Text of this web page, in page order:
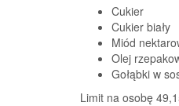
Cukier
Cukier biały
Miód
Olej
Gołąbki w
Limit na osobę